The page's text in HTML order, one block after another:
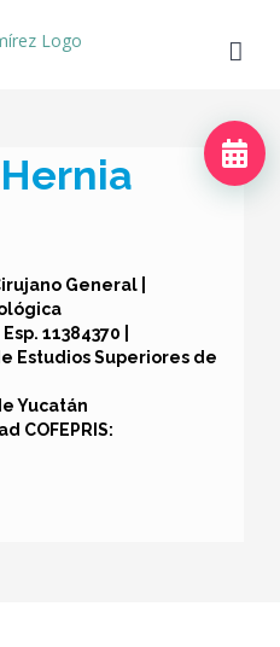
General |
11384370 |
Estudios Superiores de
Yucatán
COFEPRIS: